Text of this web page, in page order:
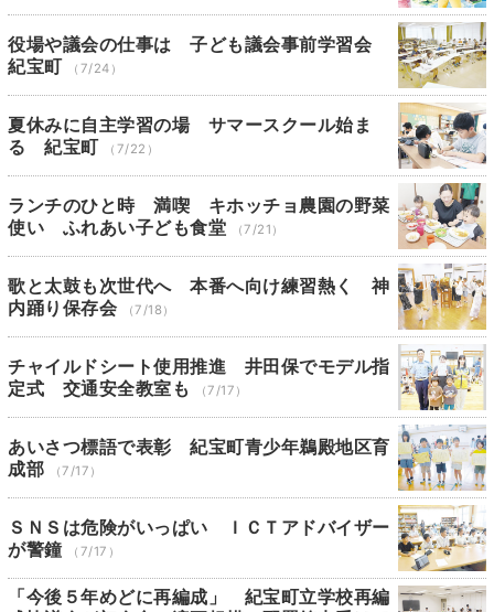
役場や議会の仕事は 子ども議会事前学習会
紀宝町
（7/24）
夏休みに自主学習の場 サマースクール始ま
る 紀宝町
（7/22）
ランチのひと時 満喫 キホッチョ農園の野菜
使い ふれあい子ども食堂
（7/21）
歌と太鼓も次世代へ 本番へ向け練習熱く 神
内踊り保存会
（7/18）
チャイルドシート使用推進 井田保でモデル指
定式 交通安全教室も
（7/17）
あいさつ標語で表彰 紀宝町青少年鵜殿地区育
成部
（7/17）
ＳＮＳは危険がいっぱい ＩＣＴアドバイザー
が警鐘
（7/17）
「今後５年めどに再編成」 紀宝町立学校再編